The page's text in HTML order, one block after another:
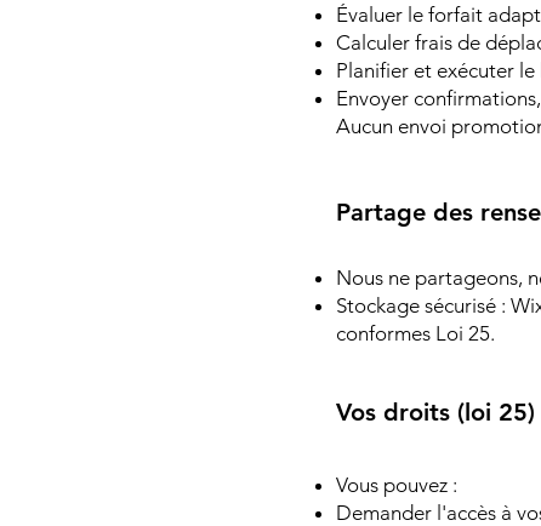
Évaluer le forfait
Calculer frais de
Planifier et exécuter
Envoyer
Aucun envoi
Partage des
Nous ne partageons,
Stockage sécurisé :
conformes Loi 25.
Vos droits (loi 25)
Vous pouvez :
Demander l'accès à